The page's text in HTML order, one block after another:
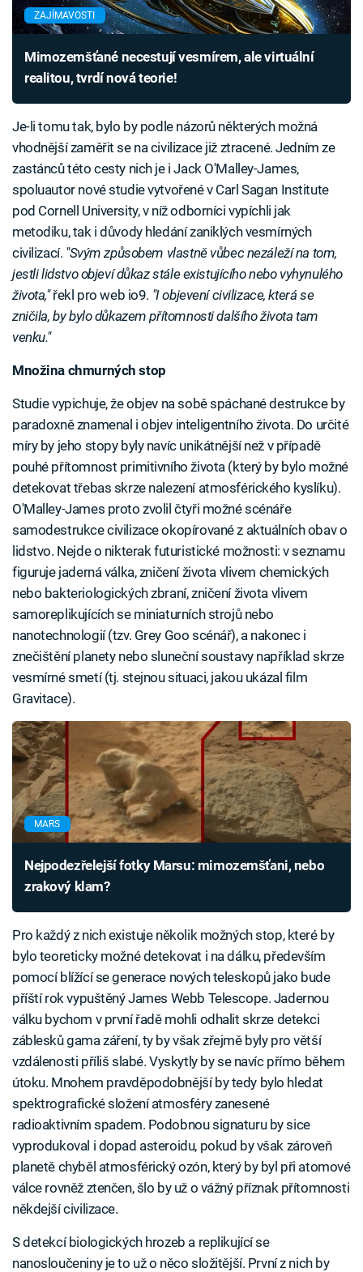
ZAJÍMAVOSTI
Mimozemšťané necestují vesmírem, ale virtuální
realitou, tvrdí nová teorie!
Je-li tomu tak, bylo by podle názorů některých možná
vhodnější zaměřit se na civilizace již ztracené. Jedním ze
zastánců této cesty nich je i Jack O'Malley-James,
spoluautor nové studie vytvořené v Carl Sagan Institute
pod Cornell University, v níž odborníci vypíchli jak
metodiku, tak i důvody hledání zaniklých vesmírných
civilizací. "Svým způsobem vlastně vůbec nezáleží na tom,
jestli lidstvo objeví důkaz stále existujícího nebo vyhynulého
života,"řekl pro web io9. "I objevení civilizace, která se
zničila, by bylo důkazem přítomnosti dalšího života tam
venku."
Množina chmurných stop
Studie vypichuje, že objev na sobě spáchané destrukce by
paradoxně znamenal i objev inteligentního života. Do určité
míry by jeho stopy byly navíc unikátnější než v případě
pouhé přítomnost primitivního života (který by bylo možné
detekovat třebas skrze nalezení atmosférického kyslíku).
O'Malley-James proto zvolil čtyři možné scénáře
samodestrukce civilizace okopírované z aktuálních obav o
lidstvo. Nejde o nikterak futuristické možnosti: v seznamu
figuruje jaderná válka, zničení života vlivem chemických
nebo bakteriologických zbraní, zničení života vlivem
samoreplikujících se miniaturních strojů nebo
nanotechnologií (tzv. Grey Goo scénář), a nakonec i
znečištění planety nebo sluneční soustavy například skrze
vesmírné smetí (tj. stejnou situaci, jakou ukázal film
Gravitace).
MARS
Nejpodezřelejší fotky Marsu: mimozemšťani, nebo
zrakový klam?
Pro každý z nich existuje několik možných stop, které by
bylo teoreticky možné detekovat i na dálku, především
pomocí blížící se generace nových teleskopů jako bude
příští rok vypuštěný James Webb Telescope. Jadernou
válku bychom v první řadě mohli odhalit skrze detekci
záblesků gama záření, ty by však zřejmě byly pro větší
vzdálenosti příliš slabé. Vyskytly by se navíc přímo během
útoku. Mnohem pravděpodobnější by tedy bylo hledat
spektrografické složení atmosféry zanesené
radioaktivním spadem. Podobnou signaturu by sice
vyprodukoval i dopad asteroidu, pokud by však zároveň
planetě chyběl atmosférický ozón, který by byl při atomové
válce rovněž ztenčen, šlo by už o vážný příznak přítomnosti
někdejší civilizace.
S detekcí biologických hrozeb a replikující se
nanosloučeniny je to už o něco složitější. První z nich by